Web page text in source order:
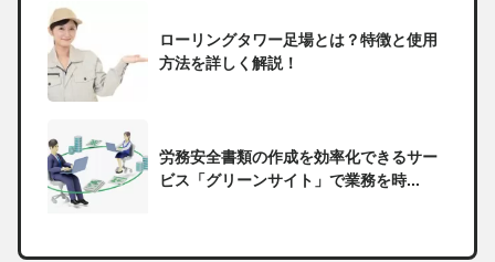
ローリングタワー足場とは？特徴と使用
方法を詳しく解説！
労務安全書類の作成を効率化できるサー
ビス「グリーンサイト」で業務を時...